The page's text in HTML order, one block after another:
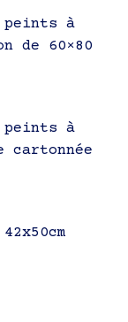
peints à
de 60×80
peints à